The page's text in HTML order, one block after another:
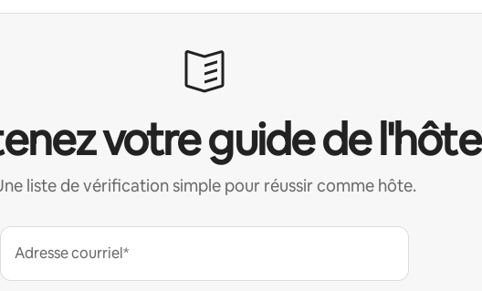
votre guide de l'hôte
liste de vérification simple pour réussir comme hôte.
Adresse courriel*